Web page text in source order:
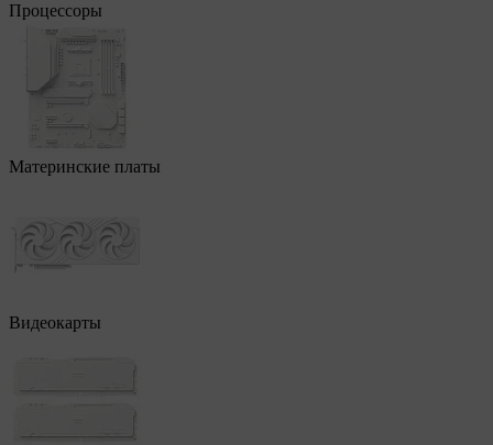
Процессоры
Материнские платы
Видеокарты